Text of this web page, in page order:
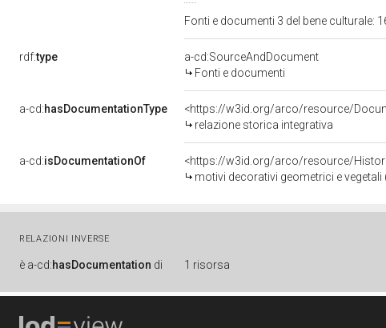
Fonti e documenti 3 del bene culturale:
rdf:type
a-cd:SourceAndDocument
Fonti e documenti
a-cd:hasDocumentationType
<https://w3id.org/arco/resource/
relazione storica integrativa
a-cd:isDocumentationOf
<https://w3id.org/arco/resource/
motivi decorativi geometrici e
RELAZIONI INVERSE
è a-cd:hasDocumentation di 1 risorsa